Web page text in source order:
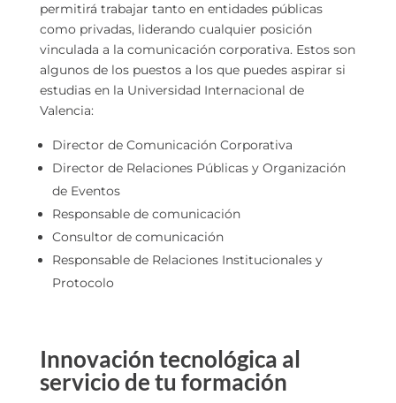
permitirá trabajar tanto en entidades públicas
como privadas, liderando cualquier posición
vinculada a la comunicación corporativa. Estos son
algunos de los puestos a los que puedes aspirar si
estudias en la Universidad Internacional de
Valencia:
Director de Comunicación Corporativa
Director de Relaciones Públicas y Organización
de Eventos
Responsable de comunicación
Consultor de comunicación
Responsable de Relaciones Institucionales y
Protocolo
Innovación tecnológica al
servicio de tu formación